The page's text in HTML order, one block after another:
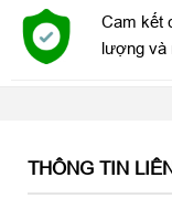
Cam kết
lượng và
THÔNG TIN